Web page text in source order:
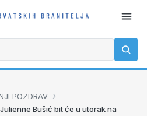
POZDRAV ›
Bušić bit će u utorak na